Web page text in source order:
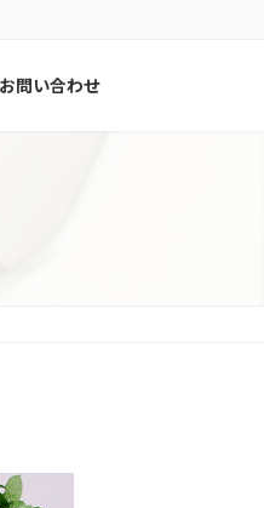
お問い合わせ